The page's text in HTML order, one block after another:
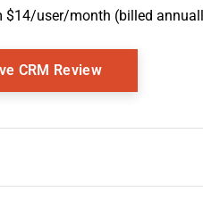
$14/user/month (billed
CRM ReviewOpens New